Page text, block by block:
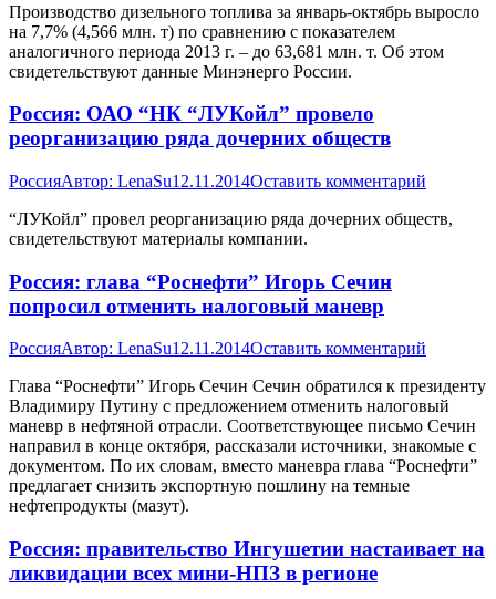
Производство дизельного топлива за январь-октябрь выросло
на 7,7% (4,566 млн. т) по сравнению с показателем
аналогичного периода 2013 г. – до 63,681 млн. т. Об этом
свидетельствуют данные Минэнерго России.
Россия: ОАО “НК “ЛУКойл” провело
реорганизацию ряда дочерних обществ
РоссияАвтор: LenaSu12.11.2014Оставить комментарий
“ЛУКойл” провел реорганизацию ряда дочерних обществ,
свидетельствуют материалы компании.
Россия: глава “Роснефти” Игорь Сечин
попросил отменить налоговый маневр
РоссияАвтор: LenaSu12.11.2014Оставить комментарий
Глава “Роснефти” Игорь Сечин Сечин обратился к президенту
Владимиру Путину с предложением отменить налоговый
маневр в нефтяной отрасли. Соответствующее письмо Сечин
направил в конце октября, рассказали источники, знакомые с
документом. По их словам, вместо маневра глава “Роснефти”
предлагает снизить экспортную пошлину на темные
нефтепродукты (мазут).
Россия: правительство Ингушетии настаивает на
ликвидации всех мини-НПЗ в регионе